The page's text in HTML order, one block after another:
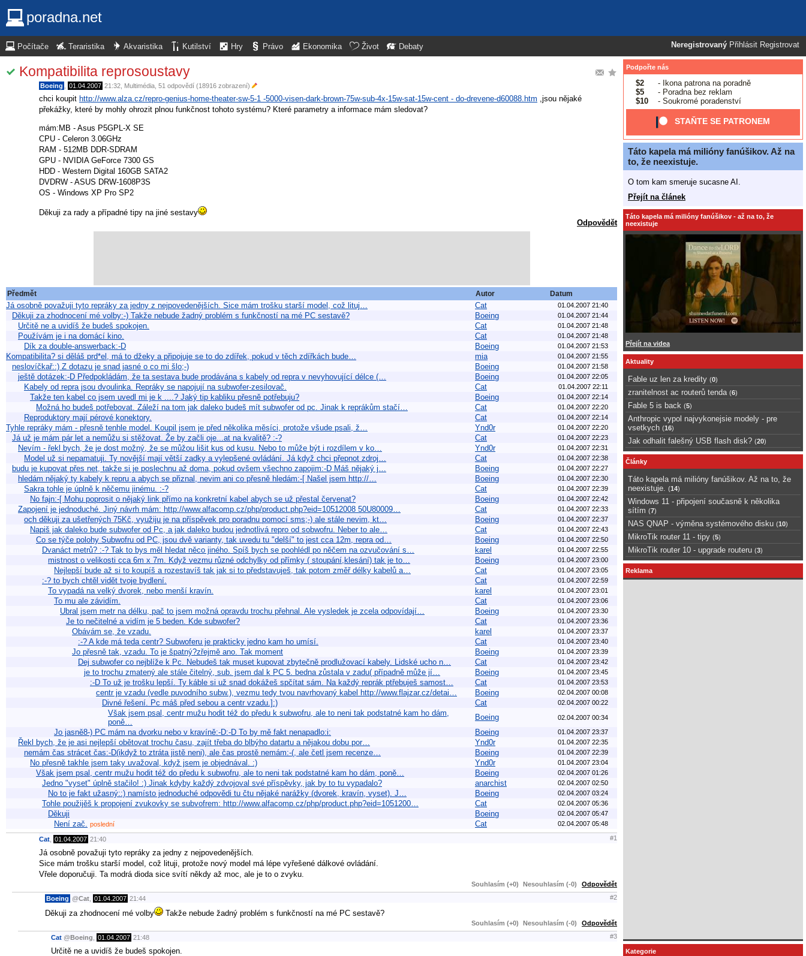
poradna.net
Neregistrovaný Přihlásit Registrovat
Počítače Teraristika Akvaristika Kutilství Hry Právo Ekonomika Život Debaty
Kompatibilita reprosoustavy
Boeing 01.04.2007 21:32 Multimédia , 51 odpovědí (18916 zobrazení)
chci koupit http://www.alza.cz/repro-genius-home-theater-sw-5-1 -5000-visen-dark-brown-75w-sub-4x-15w-sat-15w-cent - do-drevene-d60088.htm ,jsou nějaké
překážky, které by mohly ohrozit plnou funkčnost tohoto systému? Které parametry a informace mám sledovat?
mám:MB - Asus P5GPL-X SE
CPU - Celeron 3.06GHz
RAM - 512MB DDR-SDRAM
GPU - NVIDIA GeForce 7300 GS
HDD - Western Digital 160GB SATA2
DVDRW - ASUS DRW-1608P3S
OS - Windows XP Pro SP2
Děkuji za rady a případné tipy na jiné sestavy
Odpovědět
Předmět Autor Datum
Já osobně považuji tyto repráky za jedny z nejpovedenějších. Sice mám trošku starší model, což lituj… Cat 01.04.2007 21:40
Děkuji za zhodnocení mé volby:-) Takže nebude žadný problém s funkčností na mé PC sestavě? Boeing 01.04.2007 21:44
Určitě ne a uvidíš že budeš spokojen. Cat 01.04.2007 21:48
Používám je i na domácí kino. Cat 01.04.2007 21:48
Dík za double-answerback:-D Boeing 01.04.2007 21:53
Kompatibilita? si děláš prd*el, má to džeky a připojuje se to do zdířek, pokud v těch zdířkách bude… mia 01.04.2007 21:55
neslovíčkař::) Z dotazu je snad jasné o co mi šlo;-) Boeing 01.04.2007 21:58
ještě dotázek:-D Předpokládám, že ta sestava bude prodávána s kabely od repra v nevyhovující délce (… Boeing 01.04.2007 22:05
Kabely od repra jsou dvoulinka. Repráky se napojují na subwofer-zesilovač. Cat 01.04.2007 22:11
Takže ten kabel co jsem uvedl mi je k ....? Jaký tip kabliku přesně potřebuju? Boeing 01.04.2007 22:14
Možná ho budeš potřebovat. Záleží na tom jak daleko budeš mít subwofer od pc. Jinak k reprákům stačí… Cat 01.04.2007 22:20
Reproduktory mají pérové konektory. Cat 01.04.2007 22:14
Tyhle repráky mám - přesně tenhle model. Koupil jsem je před několika měsíci, protože všude psali, ž… Ynd0r 01.04.2007 22:20
Já už je mám pár let a nemůžu si stěžovat. Že by začli oje...at na kvalitě? :-? Cat 01.04.2007 22:23
Nevím - řekl bych, že je dost možný, že se můžou lišit kus od kusu. Nebo to může být i rozdílem v ko… Ynd0r 01.04.2007 22:31
Model už si nepamatuji. Ty novější mají větší zadky a vylepšené ovládání. Já když chci přepnot zdroj… Cat 01.04.2007 22:38
budu je kupovat přes net, takže si je poslechnu až doma, pokud ovšem všechno zapojim:-D Máš nějaký j… Boeing 01.04.2007 22:27
hledám nějaký ty kabely k repru a abych se přiznal, nevim ani co přesně hledám:-[ Našel jsem http://… Boeing 01.04.2007 22:30
Sakra tohle je úplně k něčemu jinému. :-? Cat 01.04.2007 22:39
No fajn:-[ Mohu poprosit o nějaký link přímo na konkretní kabel abych se už přestal červenat? Boeing 01.04.2007 22:42
Zapojení je jednoduché. Jiný návrh mám: http://www.alfacomp.cz/php/product.php?eid=10512008 50U80009… Cat 01.04.2007 22:33
och děkuji za ušetřených 75Kč, využiju je na příspěvek pro poradnu pomocí sms;-) ale stále nevim, kt… Boeing 01.04.2007 22:37
Napiš jak daleko bude subwofer od Pc, a jak daleko budou jednotlivá repro od sobwofru. Neber to ale… Cat 01.04.2007 22:43
Co se týče polohy Subwofru od PC, jsou dvě varianty, tak uvedu tu "delší" to jest cca 12m, repra od… Boeing 01.04.2007 22:50
Dvanáct metrů? :-? Tak to bys měl hledat něco jiného. Spíš bych se poohlédl po něčem na ozvučování s… karel 01.04.2007 22:55
mistnost o velikosti cca 6m x 7m. Když vezmu různé odchylky od přímky ( stoupání,klesání) tak je to… Boeing 01.04.2007 23:00
Nejlepší bude až si to koupíš a rozestavíš tak jak si to představuješ, tak potom změř délky kabelů a… Cat 01.04.2007 23:05
:-? to bych chtěl vidět tvoje bydlení. Cat 01.04.2007 22:59
To vypadá na velký dvorek, nebo menší kravín. karel 01.04.2007 23:01
To mu ale závidím. Cat 01.04.2007 23:06
Ubral jsem metr na délku, pač to jsem možná opravdu trochu přehnal. Ale vysledek je zcela odpovídají… Boeing 01.04.2007 23:30
Je to nečitelné a vidím je 5 beden. Kde subwofer? Cat 01.04.2007 23:36
Obávám se, že vzadu. karel 01.04.2007 23:37
:-? A kde má teda centr? Subwoferu je prakticky jedno kam ho umísí. Cat 01.04.2007 23:40
Jo přesně tak, vzadu. To je špatný?zřejmě ano. Tak moment Boeing 01.04.2007 23:39
Dej subwofer co nejblíže k Pc. Nebudeš tak muset kupovat zbytečně prodlužovací kabely. Lidské ucho n… Cat 01.04.2007 23:42
je to trochu zmatený ale stále čitelný, sub. jsem dal k PC 5. bedna zůstala v zadu( případně může jí… Boeing 01.04.2007 23:45
:-D To už je trošku lepší. Ty káble si už snad dokážeš spčítat sám. Na každý reprák ptřebuješ samost… Cat 01.04.2007 23:53
centr je vzadu (vedle puvodního subw.), vezmu tedy tvou navrhovaný kabel http://www.flajzar.cz/detai… Boeing 02.04.2007 00:08
Divné řešení. Pc máš před sebou a centr vzadu.]:) Cat 02.04.2007 00:22
Však jsem psal, centr mužu hodit též do předu k subwofru, ale to neni tak podstatné kam ho dám,
poně…
Boeing 02.04.2007 00:34
Jo jasně8-) PC mám na dvorku nebo v kravíně:-D:-D To by mě fakt nenapadlo:i: Boeing 01.04.2007 23:37
Řekl bych, že je asi nejlepší obětovat trochu času, zajít třeba do blbýho datartu a nějakou dobu por… Ynd0r 01.04.2007 22:35
nemám čas strácet čas:-D(ikdyž to ztráta jistě neni), ale čas prostě nemám:-(, ale četl jsem recenze… Boeing 01.04.2007 22:39
No přesně takhle jsem taky uvažoval, když jsem je objednával. :) Ynd0r 01.04.2007 23:04
Však jsem psal, centr mužu hodit též do předu k subwofru, ale to neni tak podstatné kam ho dám, poně… Boeing 02.04.2007 01:26
Jedno "vyset" úplně stačilo! :) Jinak kdyby každý zdvojoval své příspěvky, jak by to tu vypadalo? anarchist 02.04.2007 02:50
No to je fakt užasný::) namísto jednoduché odpovědi tu čtu nějaké narážky (dvorek, kravín, vyset). J… Boeing 02.04.2007 03:24
Tohle použijěš k propojení zvukovky se subvofrem: http://www.alfacomp.cz/php/product.php?eid=1051200… Cat 02.04.2007 05:36
Děkuji Boeing 02.04.2007 05:47
Není zač. poslední Cat 02.04.2007 05:48
Cat 01.04.2007 21:40 #1
Já osobně považuji tyto repráky za jedny z nejpovedenějších.
Sice mám trošku starší model, což lituji, protože nový model má lépe vyřešené dálkové ovládání.
Vřele doporučuji. Ta modrá dioda sice svítí někdy až moc, ale je to o zvyku.
Souhlasím (+0) Nesouhlasím (-0) Odpovědět
Boeing @Cat 01.04.2007 21:44 #2
Děkuji za zhodnocení mé volby Takže nebude žadný problém s funkčností na mé PC sestavě?
Souhlasím (+0) Nesouhlasím (-0) Odpovědět
Cat @Boeing 01.04.2007 21:48 #3
Určitě ne a uvidíš že budeš spokojen.
Podpořte nás
$2
- Ikona patrona na poradně
$5
- Poradna bez reklam
$10
- Soukromé poradenství
STAŇTE SE PATRONEM
Táto kapela má milióny fanúšikov. Až na
to, že neexistuje.
O tom kam smeruje sucasne AI.
Přejít na článek
Táto kapela má milióny fanúšikov - až na to, že
neexistuje
Přejít na videa
Aktuality
Fable uz len za kredity (0)
zranitelnost ac routerů tenda (6)
Fable 5 is back (5)
Anthropic vypol najvykonejsie modely - pre
vsetkych (16)
Jak odhalit falešný USB flash disk? (20)
Články
Táto kapela má milióny fanúšikov. Až na to, že
neexistuje.
(14)
Windows 11 - připojení současně k několika
sítím (7)
NAS QNAP - výměna systémového disku (10)
MikroTik router 11 - tipy (5)
MikroTik router 10 - upgrade routeru (3)
Reklama
Kategorie